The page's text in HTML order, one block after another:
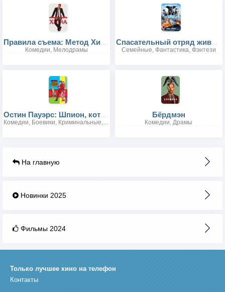
Правила съема: Метод Хитча
Комедии, Мелодрамы
Спасательный отряд животных
Семейные, Фантастика, Фэнтези
Остин Пауэрс: Шпион, который меня соблазнил
Комедии, Боевики, Криминальные, Фантастика
Бёрдмэн
Комедии, Драмы
На главную
Новинки 2025
Фильмы 2024
Только лучшее кино на телефон
Контакты